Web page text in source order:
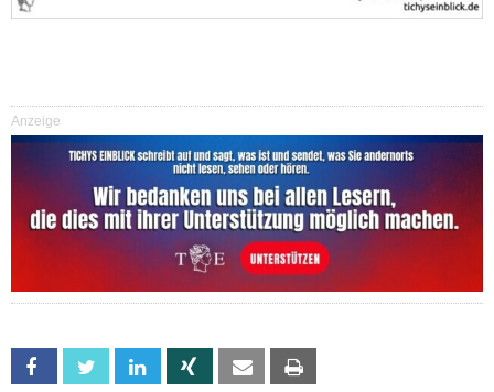
Anzeige
Facebook Twitter Linkedin Xing Email